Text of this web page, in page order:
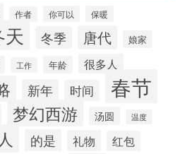
作者 你可以 保暖
天 冬季 唐代 娘家
工作 年龄 很多人
新年 时间 春节
梦幻西游 汤圆 温度
的是 礼物 红包